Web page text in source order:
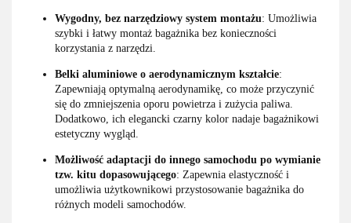
Wygodny, bez narzędziowy system montażu: Umożliwia
szybki i łatwy montaż bagażnika bez konieczności
korzystania z narzędzi.
Belki aluminiowe o aerodynamicznym kształcie:
Zapewniają optymalną aerodynamikę, co może przyczynić
się do zmniejszenia oporu powietrza i zużycia paliwa.
Dodatkowo, ich elegancki czarny kolor nadaje bagażnikowi
estetyczny wygląd.
Możliwość adaptacji do innego samochodu po wymianie
tzw. kitu dopasowującego: Zapewnia elastyczność i
umożliwia użytkownikowi przystosowanie bagażnika do
różnych modeli samochodów.